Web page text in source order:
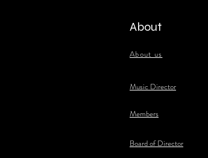
About
About us
​Music Director
​Members
Board of Director